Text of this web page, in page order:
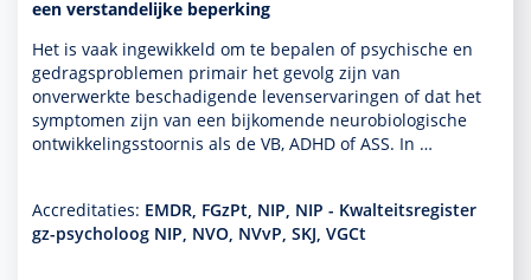
een verstandelijke beperking
Het is vaak ingewikkeld om te bepalen of psychische en
gedragspro­ble­men primair het gevolg zijn van
onverwerkte beschadigende levenservaringen of dat het
symp­tomen zijn van een bijkomende neurobiologische
ont­wikke­lingsstoor­nis als de VB, ADHD of ASS. In …
Accreditaties: EMDR, FGzPt, NIP, NIP - Kwalteitsregister
gz-psycholoog NIP, NVO, NVvP, SKJ, VGCt